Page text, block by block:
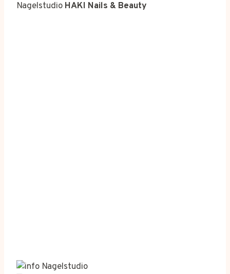
Nagelstudio HAKI Nails & Beauty
Nagelstudio